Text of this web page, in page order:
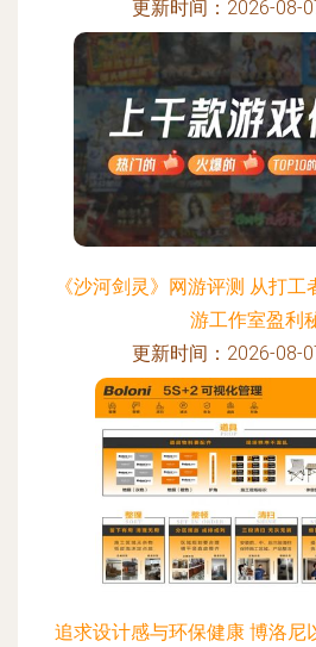
更新时间：2026-08-
《沙河剑灵》网游评测 从打
游工作室盈利
更新时间：2026-08-
追求设计感与环保健康 博洛尼